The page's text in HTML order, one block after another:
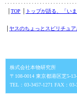
TOP トップが語る、「い
ヤスのちょっとスピリチュア
株式会社本物研究所
〒108-0014 東京都港区芝5-
TEL：03-3457-1271 FAX：03-